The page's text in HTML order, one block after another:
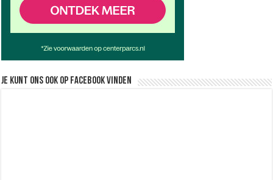
Je kunt ons ook op facebook vinden